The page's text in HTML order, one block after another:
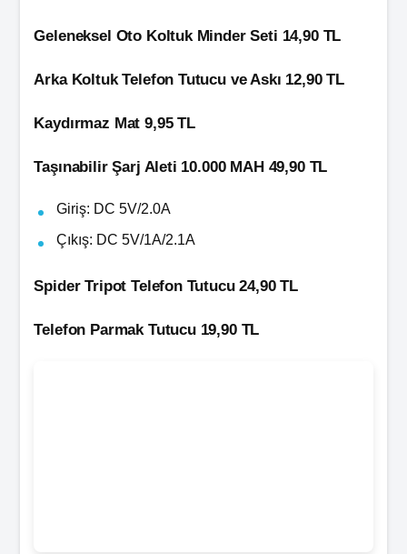
Geleneksel Oto Koltuk Minder Seti 14,90 TL
Arka Koltuk Telefon Tutucu ve Askı 12,90 TL
Kaydırmaz Mat 9,95 TL
Taşınabilir Şarj Aleti 10.000 MAH 49,90 TL
Giriş: DC 5V/2.0A
Çıkış: DC 5V/1A/2.1A
Spider Tripot Telefon Tutucu 24,90 TL
Telefon Parmak Tutucu 19,90 TL